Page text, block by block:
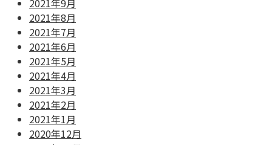
2021年9月
2021年8月
2021年7月
2021年6月
2021年5月
2021年4月
2021年3月
2021年2月
2021年1月
2020年12月